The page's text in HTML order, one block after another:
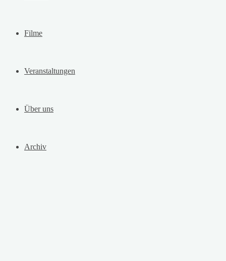
Filme
Veranstaltungen
Über uns
Archiv